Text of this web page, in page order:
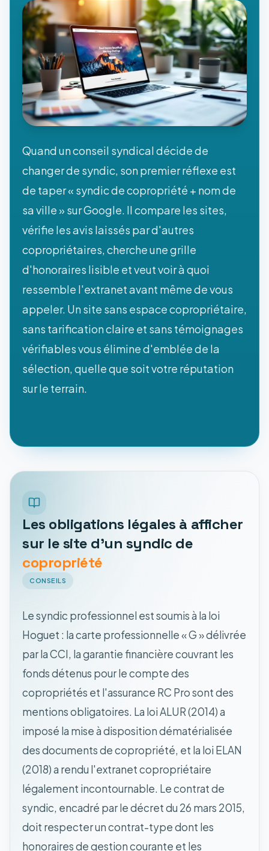
Quand un conseil syndical décide de
changer de syndic, son premier réflexe est
de taper « syndic de copropriété + nom de
sa ville » sur Google. Il compare les sites,
vérifie les avis laissés par d'autres
copropriétaires, cherche une grille
d'honoraires lisible et veut voir à quoi
ressemble l'extranet avant même de vous
appeler. Un site sans espace copropriétaire,
sans tarification claire et sans témoignages
vérifiables vous élimine d'emblée de la
sélection, quelle que soit votre réputation
sur le terrain.
Les obligations légales à afficher
sur le site d'un syndic de
copropriété
CONSEILS
Le syndic professionnel est soumis à la loi
Hoguet : la carte professionnelle « G » délivrée
par la CCI, la garantie financière couvrant les
fonds détenus pour le compte des
copropriétés et l'assurance RC Pro sont des
mentions obligatoires. La loi ALUR (2014) a
imposé la mise à disposition dématérialisée
des documents de copropriété, et la loi ELAN
(2018) a rendu l'extranet copropriétaire
légalement incontournable. Le contrat de
syndic, encadré par le décret du 26 mars 2015,
doit respecter un contrat-type dont les
honoraires de gestion courante et les